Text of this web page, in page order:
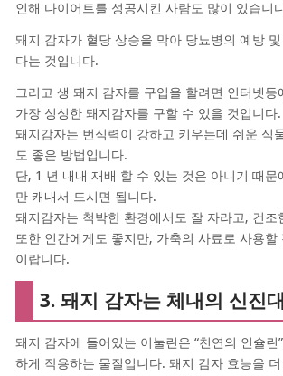
인해 다이어트를 성공시킨 사람도 많이 있습니
돼지 감자가 혈당 상승을 막아 당뇨병의 예방
다는 것입니다.
그리고 생 돼지 감자를 구입을 할려면 인터넷
가장 싱싱한 돼지감자를 구할 수 있을 것입니다.
돼지감자는 번식력이 강하고 키우는데 쉬운 식
도 좋은 방법입니다.
단, 1 년 내내 재배 할 수 있는 것은 아니기 때
만 캐내서 드시면 됩니다.
돼지감자는 척박한 환경에서도 잘 자라고, 건
또한 인간에게도 좋지만, 가축의 사료로 사용
이랍니다.
3. 돼지 감자는 체내의 신진
돼지 감자에 들어있는 이눌린은 “천연의 인슐
하게 작용하는 물질입니다. 돼지 감자 효능을